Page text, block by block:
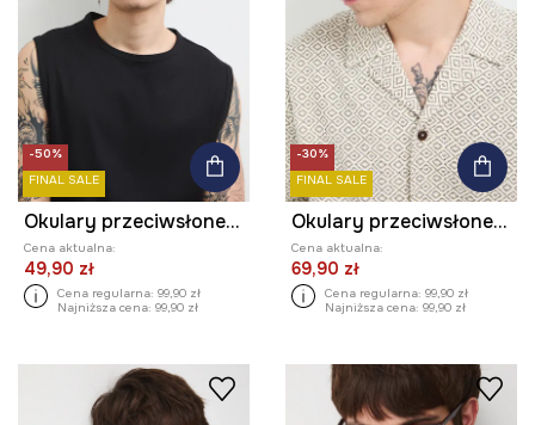
-50%
FINAL SALE
Okulary przeciwsłoneczne męskie z polaryzacją
Cena aktualna:
49,90 zł
Cena regularna: 99,90 zł
Najniższa cena: 99,90 zł
-30%
FINAL SALE
Okulary przeciwsłoneczne pilotki męskie
Cena aktualna:
69,90 zł
Cena regularna: 99,90 zł
Najniższa cena: 99,90 zł